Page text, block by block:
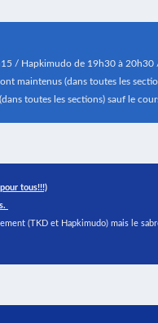
/ Hapkimudo de 19h30 à
maintenus (dans toutes les
toutes les sections) sauf le
tous!!!)
(TKD et Hapkimudo) mais le